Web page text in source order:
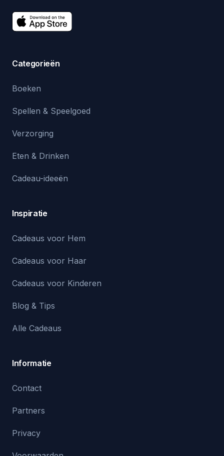
Categorieën
Boeken
Spellen & Speelgoed
Verzorging
Eten & Drinken
Cadeau-ideeën
Inspiratie
Cadeaus voor Hem
Cadeaus voor Haar
Cadeaus voor Kinderen
Blog & Tips
Alle Cadeaus
Informatie
Contact
Partners
Privacy